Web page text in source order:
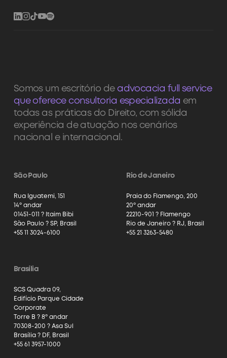
Somos um escritório de advocacia full service
que oferece consultoria especializada em
todas as práticas do Direito, com sólida
experiência de atuação nos cenários
nacional e internacional.
São Paulo
Rua Iguatemi, 151
14º andar
01451-011 ? Itaim Bibi
São Paulo ? SP, Brasil
+55 11 3024-6100
Rio de Janeiro
Praia do Flamengo, 200
20º andar
22210-901 ? Flamengo
Rio de Janeiro ? RJ, Brasil
+55 21 3263-5480
Brasília
SCS Quadra 09,
Edifício Parque Cidade
Corporate
Torre B ? 8º andar
70308-200 ? Asa Sul
Brasília ? DF, Brasil
+55 61 3957-1000